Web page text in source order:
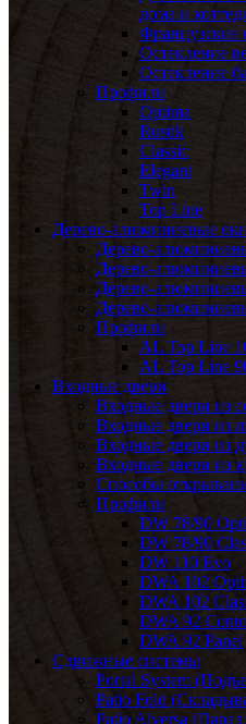
дома и
Французские
Остекление
Остекление
Профили
Optima
Rustik
Classic
Elegant
Twin
Top Line
Дерево-алюминиевые
Дерево-
Дерево-
Дерево-
Дерево-
Профили
AL Top Line
AL Top Line
Входные двери
Входные двери из
Входные двери из
Входные двери из
Входные двери из
Способы
Профили
DW 78/90
DW 78/90
DW 110 Evo
DWA 102
DWA 102
DWA 92
DWA 92 Panel
Сдвижные системы
Portal System
Patio Fold
Patio Alversa